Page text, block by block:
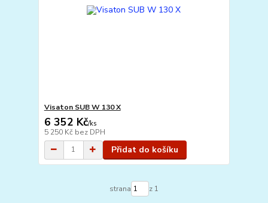
Visaton SUB W 130 X
6 352 Kč/ks
5 250 Kč bez DPH
Přidat do košíku
strana z 1